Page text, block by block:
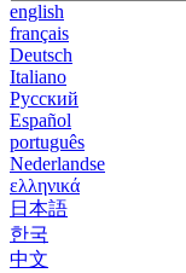
english
français
Deutsch
Italiano
Русский
Español
português
Nederlandse
ελληνικά
日本語
한국
中文